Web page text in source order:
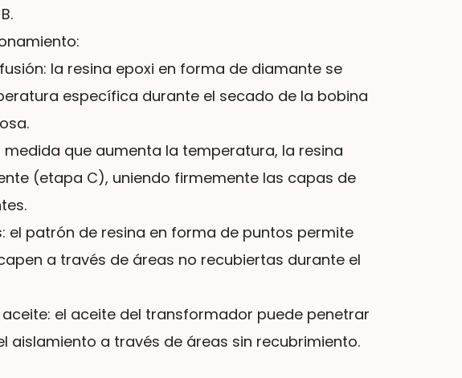
la resina epoxi en forma de diamante se
específica durante el secado de la bobina
medida que aumenta la temperatura, la resina
(etapa C), uniendo firmemente las capas de
el patrón de resina en forma de puntos permite
a través de áreas no recubiertas durante el
el aceite del transformador puede penetrar
aislamiento a través de áreas sin recubrimiento.